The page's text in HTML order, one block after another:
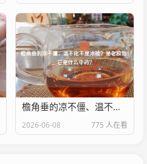
檐角垂的凉不僵、温不化不是冰棱？是老胶饴！它是什么中药？
2026-06-08 775 人在看